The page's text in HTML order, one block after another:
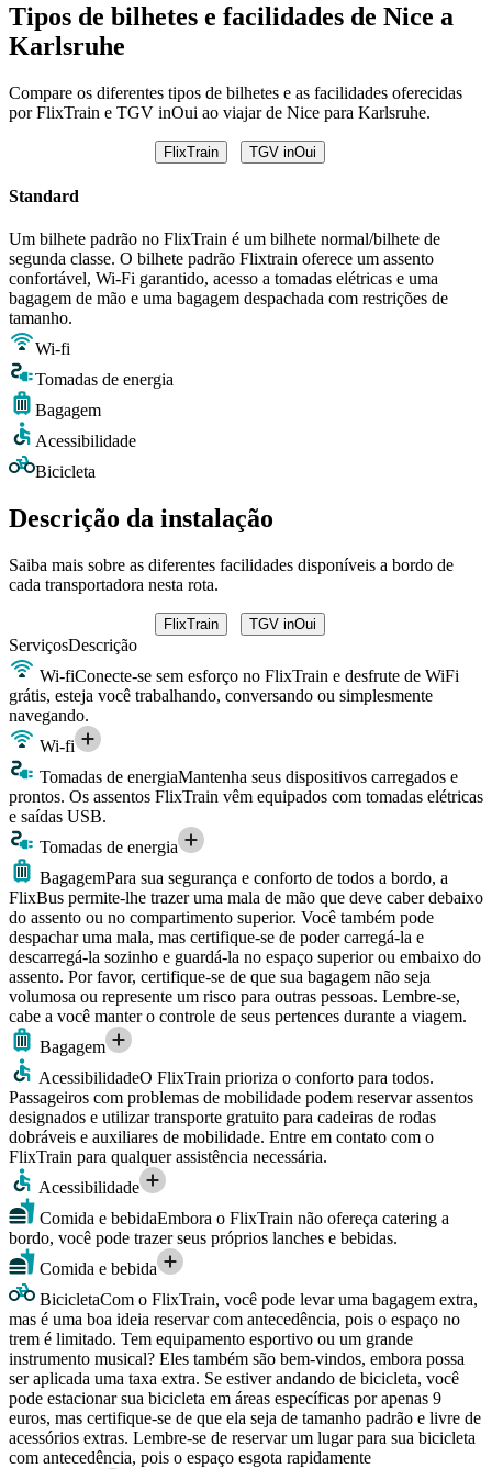
Tipos de bilhetes e facilidades de Nice a
Karlsruhe
Compare os diferentes tipos de bilhetes e as facilidades oferecidas
por FlixTrain e TGV inOui ao viajar de Nice para Karlsruhe.
FlixTrain TGV inOui
Standard
Um bilhete padrão no FlixTrain é um bilhete normal/bilhete de
segunda classe. O bilhete padrão Flixtrain oferece um assento
confortável, Wi-Fi garantido, acesso a tomadas elétricas e uma
bagagem de mão e uma bagagem despachada com restrições de
tamanho.
Wi-fi
Tomadas de energia
Bagagem
Acessibilidade
Bicicleta
Descrição da instalação
Saiba mais sobre as diferentes facilidades disponíveis a bordo de
cada transportadora nesta rota.
FlixTrain TGV inOui
ServiçosDescrição
Wi-fiConecte-se sem esforço no FlixTrain e desfrute de WiFi
grátis, esteja você trabalhando, conversando ou simplesmente
navegando.
Wi-fi
Tomadas de energiaMantenha seus dispositivos carregados e
prontos. Os assentos FlixTrain vêm equipados com tomadas elétricas
e saídas USB.
Tomadas de energia
BagagemPara sua segurança e conforto de todos a bordo, a
FlixBus permite-lhe trazer uma mala de mão que deve caber debaixo
do assento ou no compartimento superior. Você também pode
despachar uma mala, mas certifique-se de poder carregá-la e
descarregá-la sozinho e guardá-la no espaço superior ou embaixo do
assento. Por favor, certifique-se de que sua bagagem não seja
volumosa ou represente um risco para outras pessoas. Lembre-se,
cabe a você manter o controle de seus pertences durante a viagem.
Bagagem
AcessibilidadeO FlixTrain prioriza o conforto para todos.
Passageiros com problemas de mobilidade podem reservar assentos
designados e utilizar transporte gratuito para cadeiras de rodas
dobráveis e auxiliares de mobilidade. Entre em contato com o
FlixTrain para qualquer assistência necessária.
Acessibilidade
Comida e bebidaEmbora o FlixTrain não ofereça catering a
bordo, você pode trazer seus próprios lanches e bebidas.
Comida e bebida
BicicletaCom o FlixTrain, você pode levar uma bagagem extra,
mas é uma boa ideia reservar com antecedência, pois o espaço no
trem é limitado. Tem equipamento esportivo ou um grande
instrumento musical? Eles também são bem-vindos, embora possa
ser aplicada uma taxa extra. Se estiver andando de bicicleta, você
pode estacionar sua bicicleta em áreas específicas por apenas 9
euros, mas certifique-se de que ela seja de tamanho padrão e livre de
acessórios extras. Lembre-se de reservar um lugar para sua bicicleta
com antecedência, pois o espaço esgota rapidamente